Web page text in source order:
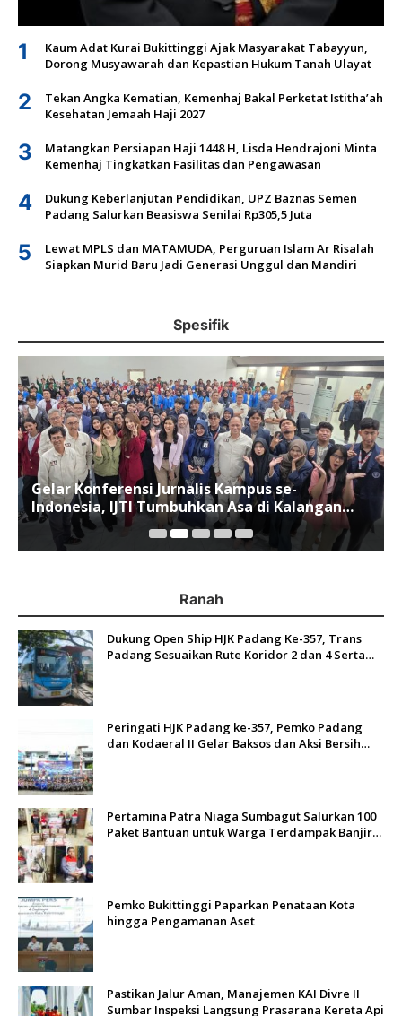
1
Kaum Adat Kurai Bukittinggi Ajak Masyarakat Tabayyun,
Dorong Musyawarah dan Kepastian Hukum Tanah Ulayat
2
Tekan Angka Kematian, Kemenhaj Bakal Perketat Istitha’ah
Kesehatan Jemaah Haji 2027
3
Matangkan Persiapan Haji 1448 H, Lisda Hendrajoni Minta
Kemenhaj Tingkatkan Fasilitas dan Pengawasan
4
Dukung Keberlanjutan Pendidikan, UPZ Baznas Semen
Padang Salurkan Beasiswa Senilai Rp305,5 Juta
5
Lewat MPLS dan MATAMUDA, Perguruan Islam Ar Risalah
Siapkan Murid Baru Jadi Generasi Unggul dan Mandiri
Spesifik
Gelar Konferensi Jurnalis Kampus se-
Indonesia, IJTI Tumbuhkan Asa di Kalangan
Jurnalis Muda di Era Disruspi Digital
Ranah
Dukung Open Ship HJK Padang Ke-357, Trans
Padang Sesuaikan Rute Koridor 2 dan 4 Serta
Peringati HJK Padang ke-357, Pemko Padang
dan Kodaeral II Gelar Baksos dan Aksi Bersih
Pertamina Patra Niaga Sumbagut Salurkan 100
Paket Bantuan untuk Warga Terdampak Banjir
Pemko Bukittinggi Paparkan Penataan Kota
hingga Pengamanan Aset
Pastikan Jalur Aman, Manajemen KAI Divre II
Sumbar Inspeksi Langsung Prasarana Kereta Api